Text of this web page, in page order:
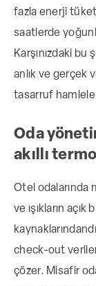
fazla enerji
saatlerde
Karşınızdaki
anlık ve gerçek
tasarruf
Oda
akıllı
Otel odalarında
ve ışıkların açık
check-out
çözer. Misafir